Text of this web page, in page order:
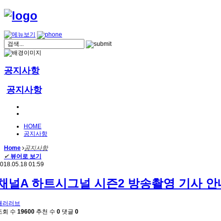
공지사항
공지사항
HOME
공지사항
Home
공지사항
✔ 뷰어로 보기
01:59
널A 하트시그널 시즌2 방송촬영 기사 안
러러브
회 수 19600 추천 수 0 댓글 0